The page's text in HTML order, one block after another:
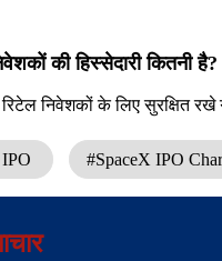
की हिस्सेदारी कितनी है?
निवेशकों के लिए सुरक्षित रखे
#SpaceX IPO